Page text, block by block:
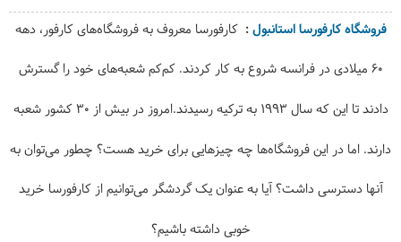
فروشگاه کارفورسا استانبول کارفورسا معروف به فروشگاه‌های کارفور، دهه
60 میلادی در فرانسه شروع به کار کردند. کم‌کم شعبه‌های خود را گسترش
دادند تا این که سال 1993 به ترکیه رسیدند.امروز در بیش از 30 کشور شعبه
دارند. اما در این فروشگاه‌ها چه چیزهایی برای خرید هست؟ چطور می‌توان به
آنها دسترسی داشت؟ آیا به عنوان یک گردشگر می‌توانیم از کارفورسا خرید
خوبی داشته باشیم؟